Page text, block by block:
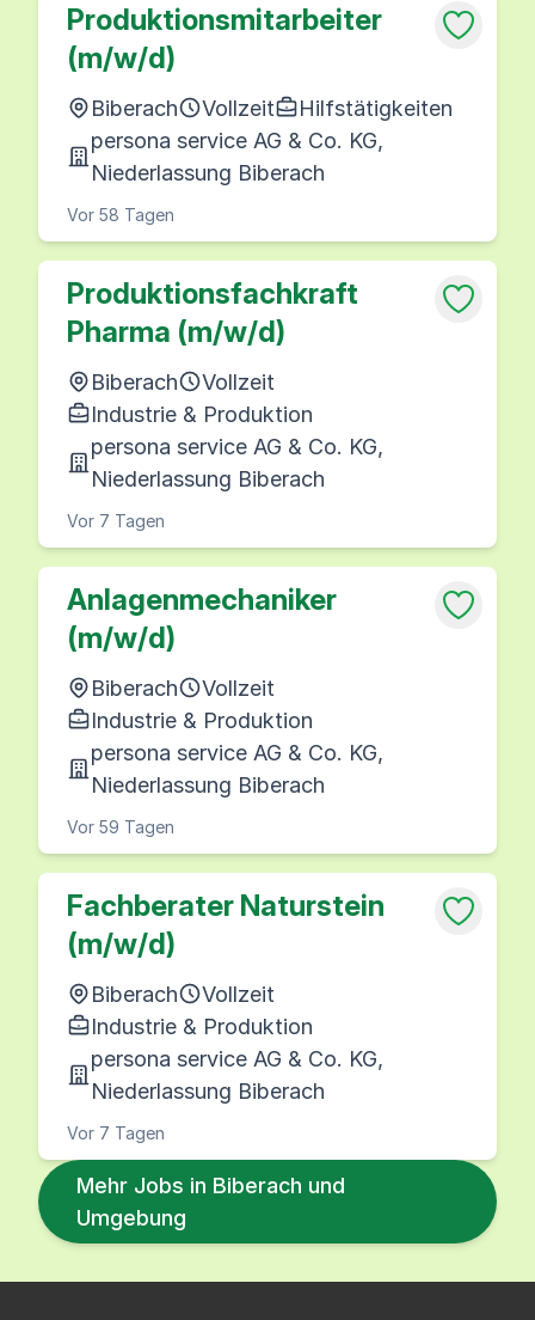
Produktionsmitarbeiter
(m/w/d)
Biberach Vollzeit
Hilfstätigkeiten
persona service AG & Co. KG,
Niederlassung Biberach
Vor 58 Tagen
Produktionsfachkraft
Pharma (m/w/d)
Biberach
Vollzeit
Industrie & Produktion
persona service AG & Co. KG,
Niederlassung Biberach
Vor 7 Tagen
Anlagenmechaniker
(m/w/d)
Biberach
Vollzeit
Industrie & Produktion
persona service AG & Co. KG,
Niederlassung Biberach
Vor 59 Tagen
Fachberater Naturstein
(m/w/d)
Biberach
Vollzeit
Industrie & Produktion
persona service AG & Co. KG,
Niederlassung Biberach
Vor 7 Tagen
Mehr Jobs in Biberach und
Umgebung